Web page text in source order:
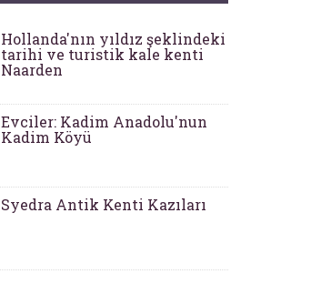
Hollanda'nın yıldız şeklindeki
tarihi ve turistik kale kenti
Naarden
Evciler: Kadim Anadolu'nun
Kadim Köyü
Syedra Antik Kenti Kazıları